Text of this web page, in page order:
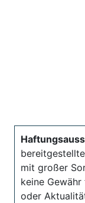
mit großer
keine
oder